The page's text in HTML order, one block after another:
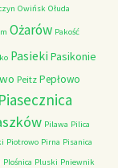
Owińsk Ołuda
Ożarów Pakość
Pasieki Pasikonie
Peitz Pepłowo
Piasecznica
Pilawa Pilica
Piotrowo Pirna Pisanica
Plośnica Pluski Pniewnik